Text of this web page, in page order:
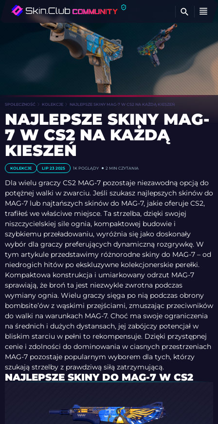
SPOŁECZNOŚĆ KOLEKCJE NAJLEPSZE SKINY MAG-7 W CS2 NA KAŻDĄ KIESZEŃ
NAJLEPSZE SKINY MAG-
7 W CS2 NA KAŻDĄ
KIESZEŃ
KOLEKCJE LIP 23 2025 1K POGLĄDY 2 MIN CZYTANIA
Dla wielu graczy CS2 MAG-7 pozostaje niezawodną opcją do
potężnej walki w zwarciu. Jeśli szukasz najlepszych skinów do
MAG-7 lub najtańszych skinów do MAG-7, jakie oferuje CS2,
trafiłeś we właściwe miejsce. Ta strzelba, dzięki swojej
niszczycielskiej sile ognia, kompaktowej budowie i
szybkiemu przeładowaniu, wyróżnia się jako doskonały
wybór dla graczy preferujących dynamiczną rozgrywkę. W
tym artykule przedstawimy różnorodne skiny do MAG-7 – od
niedrogich hitów po ekskluzywne kolekcjonerskie perełki.
Kompaktowa konstrukcja i umiarkowany odrzut MAG-7
sprawiają, że broń ta jest niezwykle zwrotna podczas
wymiany ognia. Wielu graczy sięga po nią podczas obrony
bombsite’ów z wąskimi przejściami, zmuszając przeciwników
do walki na warunkach MAG-7. Choć ma swoje ograniczenia
na średnich i dużych dystansach, jej zabójczy potencjał w
bliskim starciu w pełni to rekompensuje. Dzięki przystępnej
cenie i zdolności do dominowania w ciasnych przestrzeniach
MAG-7 pozostaje popularnym wyborem dla tych, którzy
szukają strzelby z prawdziwą siłą zatrzymującą.
NAJLEPSZE SKINY DO MAG-7 W CS2